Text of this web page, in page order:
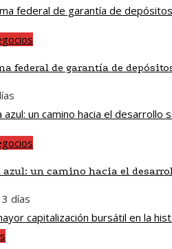
federal de garantía de
azul: un camino hacia el
días